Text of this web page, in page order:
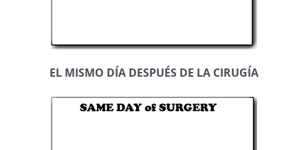
EL MISMO DÍA DESPUÉS DE LA CIRUGÍA